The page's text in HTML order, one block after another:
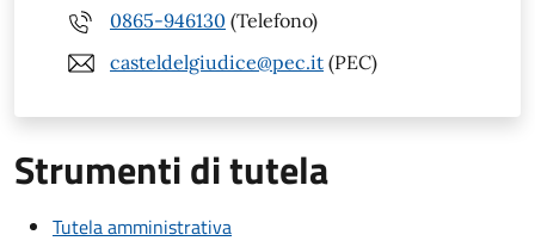
0865-946130 (Telefono)
casteldelgiudice@pec.it (PEC)
Strumenti di tutela
Tutela amministrativa